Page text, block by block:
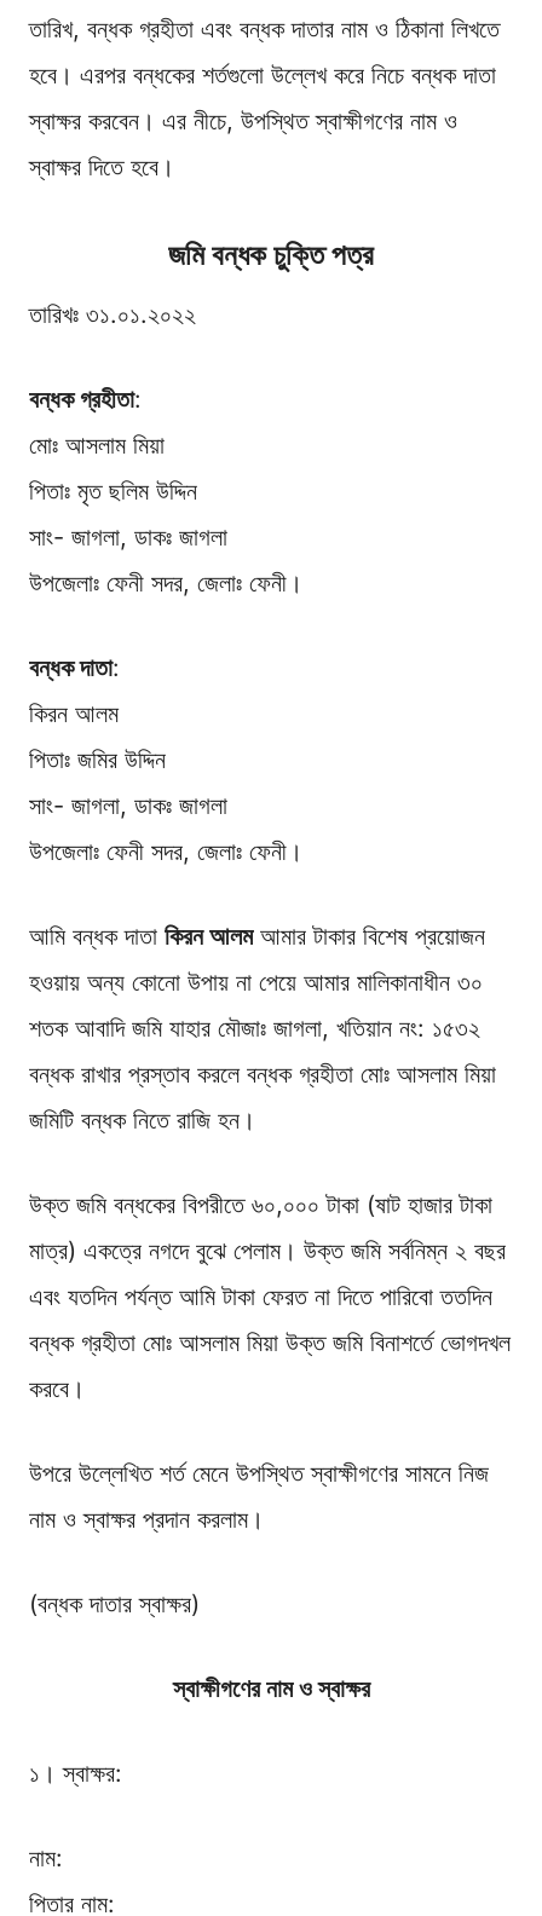
তারিখ, বন্ধক গ্রহীতা এবং বন্ধক দাতার নাম ও ঠিকানা লিখতে
হবে। এরপর বন্ধকের শর্তগুলো উল্লেখ করে নিচে বন্ধক দাতা
স্বাক্ষর করবেন। এর নীচে, উপস্থিত স্বাক্ষীগণের নাম ও
স্বাক্ষর দিতে হবে।
জমি বন্ধক চুক্তি পত্র
তারিখঃ ৩১.০১.২০২২
বন্ধক গ্রহীতা:
মোঃ আসলাম মিয়া
পিতাঃ মৃত ছলিম উদ্দিন
সাং- জাগলা, ডাকঃ জাগলা
উপজেলাঃ ফেনী সদর, জেলাঃ ফেনী।
বন্ধক দাতা:
কিরন আলম
পিতাঃ জমির উদ্দিন
সাং- জাগলা, ডাকঃ জাগলা
উপজেলাঃ ফেনী সদর, জেলাঃ ফেনী।
আমি বন্ধক দাতা কিরন আলমআমার টাকার বিশেষ প্রয়োজন
হওয়ায় অন্য কোনো উপায় না পেয়ে আমার মালিকানাধীন ৩০
শতক আবাদি জমি যাহার মৌজাঃ জাগলা, খতিয়ান নং: ১৫৩২
বন্ধক রাখার প্রস্তাব করলে বন্ধক গ্রহীতা মোঃ আসলাম মিয়া
জমিটি বন্ধক নিতে রাজি হন।
উক্ত জমি বন্ধকের বিপরীতে ৬০,০০০ টাকা (ষাট হাজার টাকা
মাত্র) একত্রে নগদে বুঝে পেলাম। উক্ত জমি সর্বনিম্ন ২ বছর
এবং যতদিন পর্যন্ত আমি টাকা ফেরত না দিতে পারিবো ততদিন
বন্ধক গ্রহীতা মোঃ আসলাম মিয়া উক্ত জমি বিনাশর্তে ভোগদখল
করবে।
উপরে উল্লেখিত শর্ত মেনে উপস্থিত স্বাক্ষীগণের সামনে নিজ
নাম ও স্বাক্ষর প্রদান করলাম।
(বন্ধক দাতার স্বাক্ষর)
স্বাক্ষীগণের নাম ও স্বাক্ষর
১। স্বাক্ষর:
নাম:
পিতার নাম: